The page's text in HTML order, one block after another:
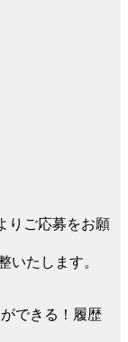
りご応募をお願
いたします。
できる！履歴